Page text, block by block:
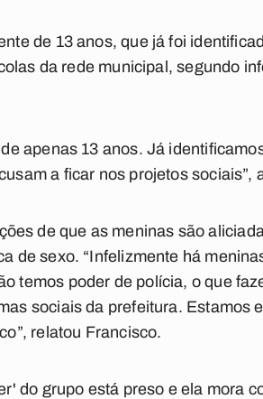
de 13 anos, que já foi
da rede municipal, segundo
apenas 13 anos. Já
a ficar nos projetos sociais”,
de que as meninas são
de sexo. “Infelizmente há
temos poder de polícia, o que
sociais da prefeitura. Estamos
relatou Francisco.
do grupo está preso e ela mora